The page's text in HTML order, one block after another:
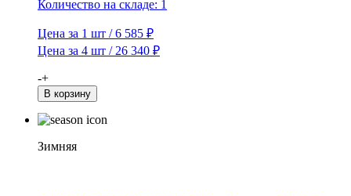
Количество на складе: 1
Цена за 1 шт / 6 585 ₽
Цена за 4 шт / 26 340 ₽
Количество
товара
Viatti
205/60R16
Brina
-+
В корзину
Зимняя